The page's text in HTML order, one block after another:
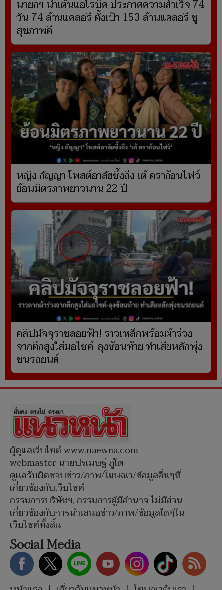
นายกฯ นำเต้นแอโรบิค ประกาศความสำเร็จ 74
วัน 74 ล้านแคลอรี ตั้งเป้า 153 ล้านแคลอรี ชู
สุขภาพดี
หญิง กัญญา โพสต์อาลัยซึ้งถึง เต้ ดราก้อนไฟว์
ย้อนมิตรภาพยาวนาน 22 ปี
คลิปมัจจุราชลอยฟ้า! ราวเหล็กพร้อมผ้าร่วง
จากตึกสูงใส่มอไซค์-ลุงซ้อนท้าย ทำเสียหลักพุ่ง
ชนรถยนต์
ผู้ดูแลเว็บไซต์ www.naewna.com
webmaster นายปรเมษฐ์ ภู่โต
ดูแลรับผิดชอบข่าว/ภาพ/โฆษณา/ข้อมูลอื่นๆที่
เกี่ยวข้องกับเว็บไซต์
กรรมการบริษัทฯ, กรรมการผู้มีอำนาจ ไม่มีส่วน
เกี่ยวข้องกับการนำเสนอข่าว/ภาพ/ข้อมูลใดๆใน
เว็บไซต์ทั้งสิ้น
Social Media